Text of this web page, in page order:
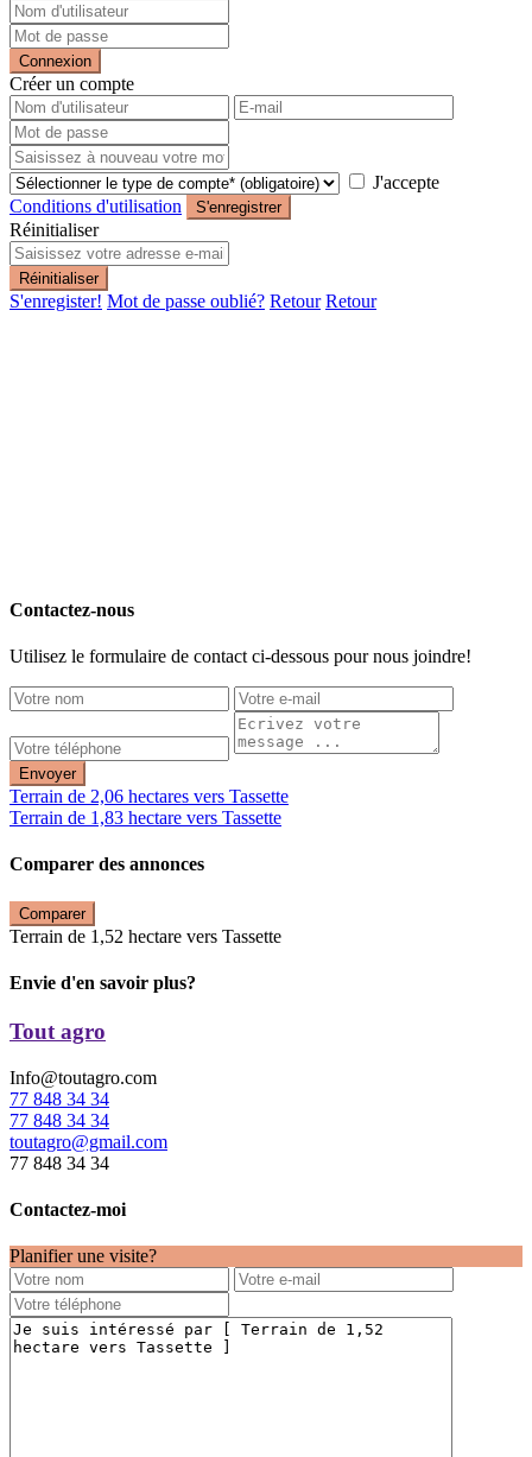
Connexion
Créer un compte
J'accepte
Conditions d'utilisation
S'enregistrer
Réinitialiser
Réinitialiser
S'enregister! Mot de passe oublié? Retour Retour
Contactez-nous
Utilisez le formulaire de contact ci-dessous pour nous joindre!
Envoyer
Terrain de 2,06 hectares vers Tassette
Terrain de 1,83 hectare vers Tassette
Comparer des annonces
Comparer
Terrain de 1,52 hectare vers Tassette
Envie d'en savoir plus?
Tout agro
Info@toutagro.com
77 848 34 34
77 848 34 34
toutagro@gmail.com
77 848 34 34
Contactez-moi
Planifier une visite?